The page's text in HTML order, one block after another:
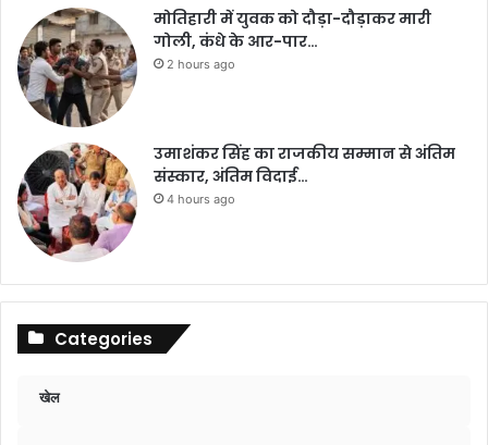
मोतिहारी में युवक को दौड़ा-दौड़ाकर मारी
गोली, कंधे के आर-पार…
2 hours ago
उमाशंकर सिंह का राजकीय सम्मान से अंतिम
संस्कार, अंतिम विदाई…
4 hours ago
Categories
खेल